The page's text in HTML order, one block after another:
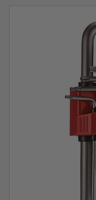
ΣΕΤ 9 ΚΛΕΙΔΙΆ